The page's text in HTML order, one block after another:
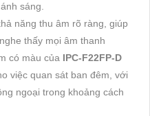
sáng.
năng thu âm rõ ràng, giúp
thấy mọi âm thanh
có màu của IPC-F22FP-D
việc quan sát ban đêm, với
ngoại trong khoảng cách